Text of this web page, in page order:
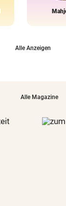
Alle Anzeigen
Alle Magazine